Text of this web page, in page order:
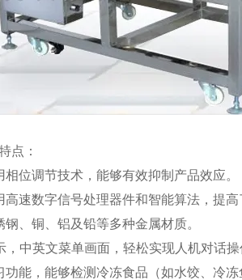
点：
位调节技术，能够有效抑制产品效应。
速数字信号处理器件和智能算法，提高
、铜、铝及铅等多种金属材质。
中英文菜单画面，轻松实现人机对话操
功能，能够检测冷冻食品（如水饺、冷冻